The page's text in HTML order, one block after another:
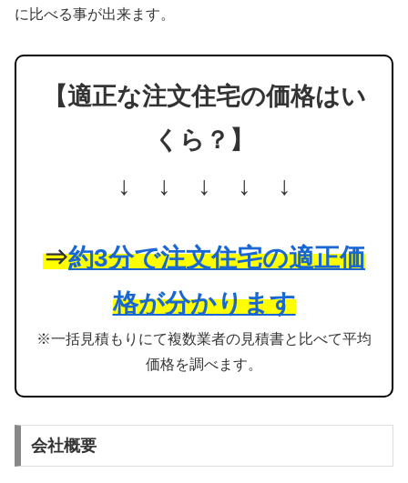
に比べる事が出来ます。
【適正な注文住宅の価格はい
くら？】
↓ ↓ ↓ ↓ ↓
⇒約3分で注文住宅の適正価
格が分かります
※一括見積もりにて複数業者の見積書と比べて平均
価格を調べます。
会社概要